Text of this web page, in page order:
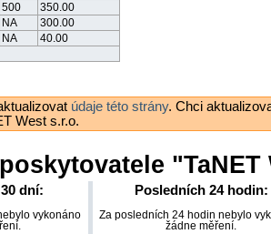
500
350.00
NA
300.00
NA 40.00
údaje této strány. Chci
West s.r.o.
"
dní:
vykonáno
Posledních 24 hodin:
Za posledních 24 hodin nebylo
žádne měření.